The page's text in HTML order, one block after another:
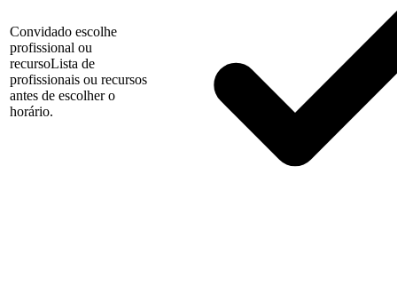
Convidado escolhe
profissional ou
recursoLista de
profissionais ou recursos
antes de escolher o
horário.